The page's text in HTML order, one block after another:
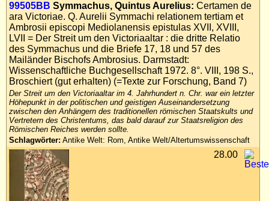
99505BB Symmachus, Quintus Aurelius: Certamen de
ara Victoriae. Q. Aurelii Symmachi relationem tertiam et
Ambrosii episcopi Mediolanensis epistulas XVII, XVIII,
LVII = Der Streit um den Victoriaaltar : die dritte Relatio
des Symmachus und die Briefe 17, 18 und 57 des
Mailänder Bischofs Ambrosius. Darmstadt:
Wissenschaftliche Buchgesellschaft 1972. 8°. VIII, 198 S.,
Broschiert (gut erhalten) (=Texte zur Forschung, Band 7)
Der Streit um den Victoriaaltar im 4. Jahrhundert n. Chr. war ein letzter
Höhepunkt in der politischen und geistigen Auseinandersetzung
zwischen den Anhängern des traditionellen römischen Staatskults und
Vertretern des Christentums, das bald darauf zur Staatsreligion des
Römischen Reiches werden sollte.
Schlagwörter: Antike Welt: Rom, Antike Welt/Altertumswissenschaft
28.00